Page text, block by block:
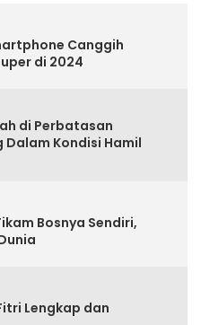
Canggih
di 2024
di Perbatasan
Dalam Kondisi Hamil
Bosnya Sendiri,
Lengkap dan